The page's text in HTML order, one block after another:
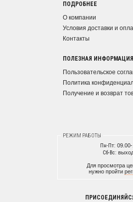
ПОДРОБНЕЕ
О компании
Условия доставки и
Контакты
ПОЛЕЗНАЯ ИНФОРМАЦИЯ
Пользовательское
Политика
Получение и возврат
РЕЖИМ РАБОТЫ
Пн-Пт:
Сб-Вс:
Для просмотра
нужно пройти